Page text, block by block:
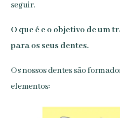
seguir.
O que é e o objetivo de um
para os seus dentes.
Os nossos dentes são
elementos: